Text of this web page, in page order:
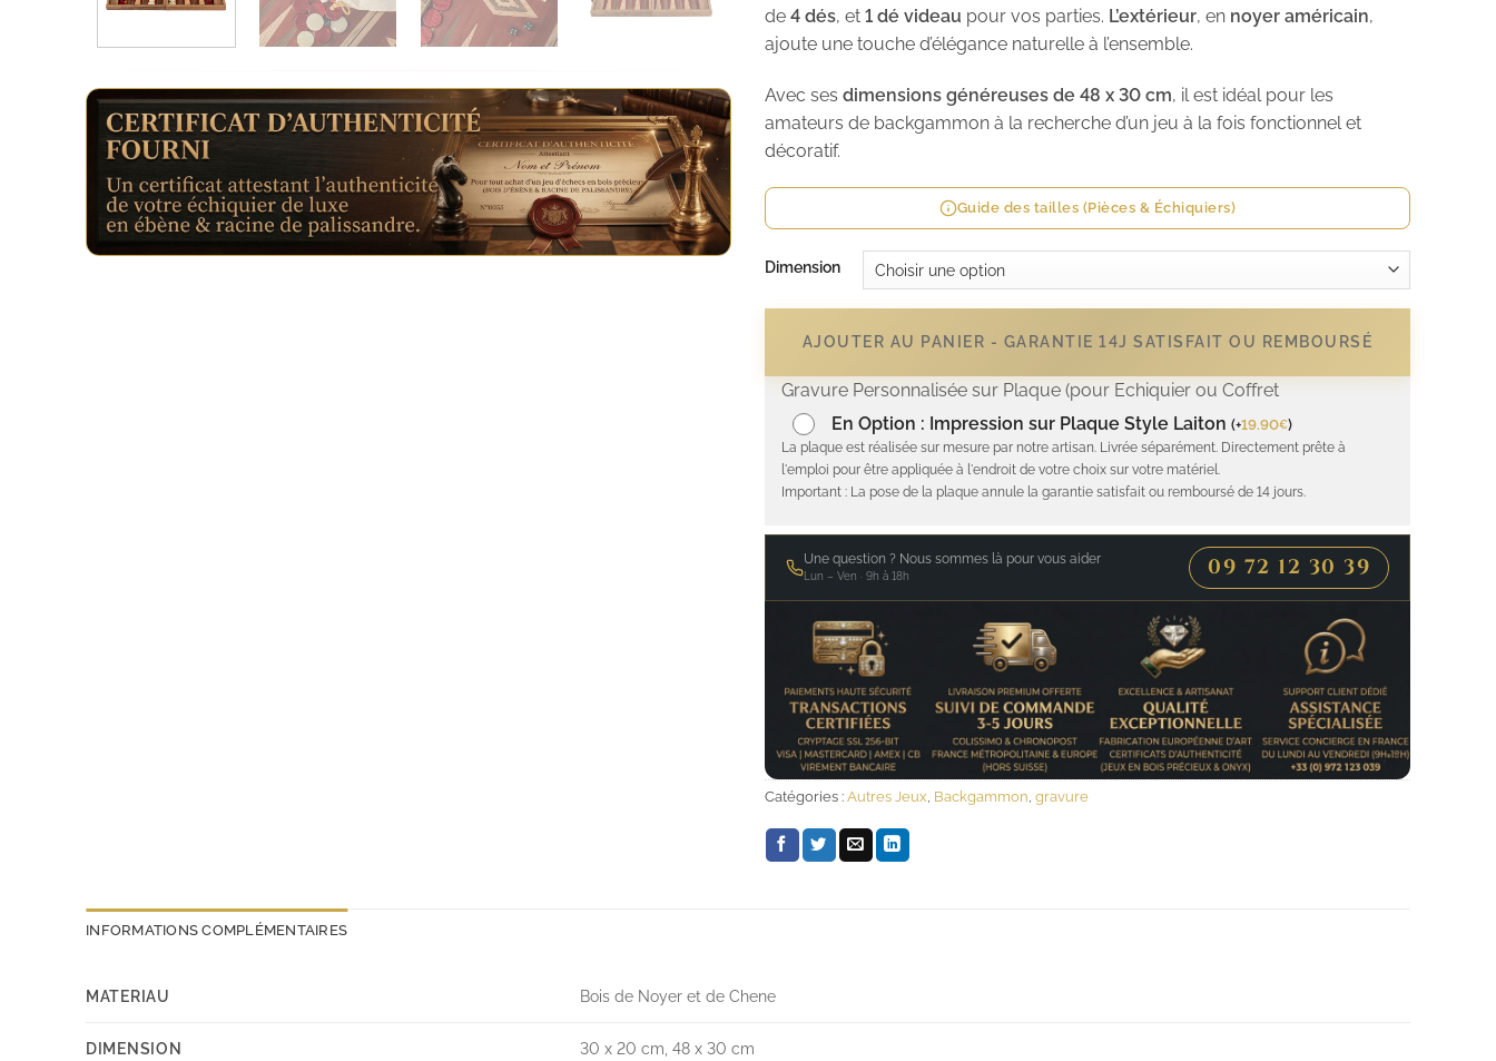
de 4 dés, et 1 dé videau pour vos parties. L’extérieur, en noyer américain,
ajoute une touche d’élégance naturelle à l’ensemble.
Avec ses dimensions généreuses de 48 x 30 cm, il est idéal pour les
amateurs de backgammon à la recherche d’un jeu à la fois fonctionnel et
décoratif.
Guide des tailles (Pièces & Échiquiers)
Dimension
AJOUTER AU PANIER - GARANTIE 14J SATISFAIT OU REMBOURSÉ
Gravure Personnalisée sur Plaque (pour Echiquier ou Coffret
En Option : Impression sur Plaque Style Laiton (+19.90€)
La plaque est réalisée sur mesure par notre artisan. Livrée séparément. Directement prête à
l'emploi pour être appliquée à l'endroit de votre choix sur votre matériel.
Important : La pose de la plaque annule la garantie satisfait ou remboursé de 14 jours.
Une question ? Nous sommes là pour vous aider
Lun – Ven · 9h à 18h 09 72 12 30 39
Catégories : Autres Jeux, Backgammon, gravure
INFORMATIONS COMPLÉMENTAIRES
MATERIAU Bois de Noyer et de Chene
DIMENSION 30 x 20 cm, 48 x 30 cm